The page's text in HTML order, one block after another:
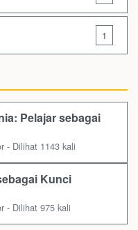
1
Pelajar sebagai
- Dilihat 1143 kali
Kunci
- Dilihat 975 kali